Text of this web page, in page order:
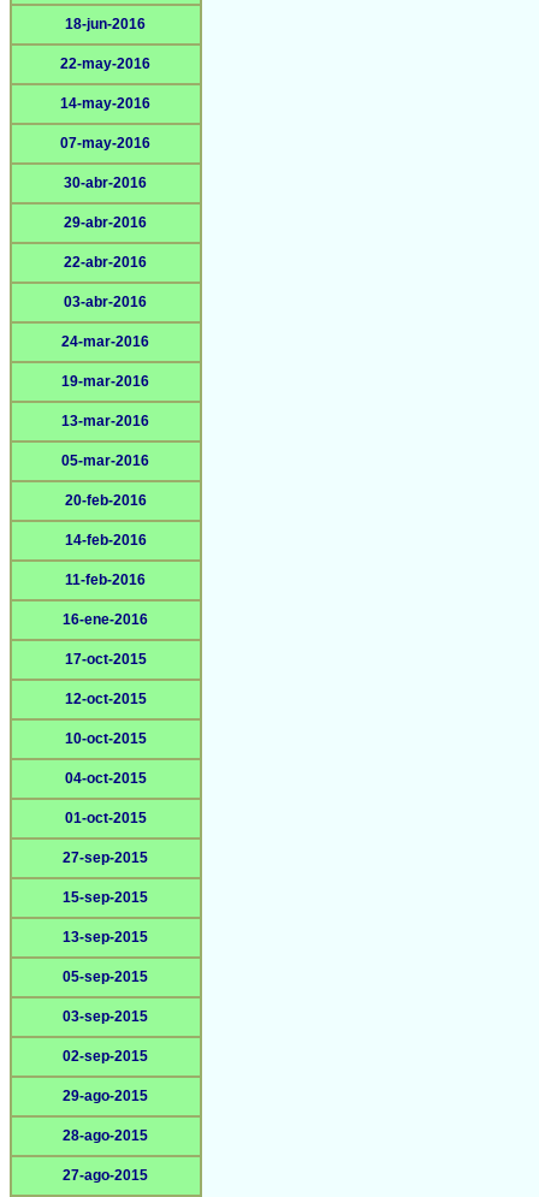
18-jun-2016
22-may-2016
14-may-2016
07-may-2016
30-abr-2016
29-abr-2016
22-abr-2016
03-abr-2016
24-mar-2016
19-mar-2016
13-mar-2016
05-mar-2016
20-feb-2016
14-feb-2016
11-feb-2016
16-ene-2016
17-oct-2015
12-oct-2015
10-oct-2015
04-oct-2015
01-oct-2015
27-sep-2015
15-sep-2015
13-sep-2015
05-sep-2015
03-sep-2015
02-sep-2015
29-ago-2015
28-ago-2015
27-ago-2015